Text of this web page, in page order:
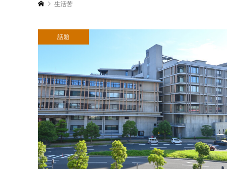
生活苦
話題